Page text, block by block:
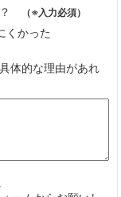
？ （※入力必須）
くかった
体的な理由があれ